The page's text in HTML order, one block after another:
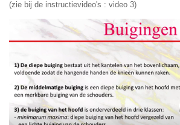
(zie bij de instructievideo's : video 3)